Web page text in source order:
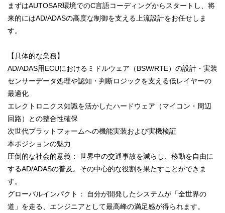
まずはAUTOSAR環境でのC言語コーディングからスタートし、将
来的にはAD/ADASの高度な制御を支える上流設計をお任せしま
す。
【具体的な業務】
AD/ADAS用ECUにおけるミドルウェア（BSW/RTE）の設計・実装
センサーデータ処理や認知・判断ロジックを支える低レイヤーの
最適化
エレクトロニクス知識を活かしたハードウェア（マイコン・周辺
回路）との整合性確保
次世代プラットフォームへの機能実装および実機検証
本ポジションの魅力
圧倒的な社会的意義： 世界中の交通事故を減らし、移動を自由に
するAD/ADASの普及。その中心的な役割を果たすことができま
す。
グローバルインパクト： 自分が開発したシステムが「全世界の
道」を走る、エンジニアとして最高峰の満足感が得られます。